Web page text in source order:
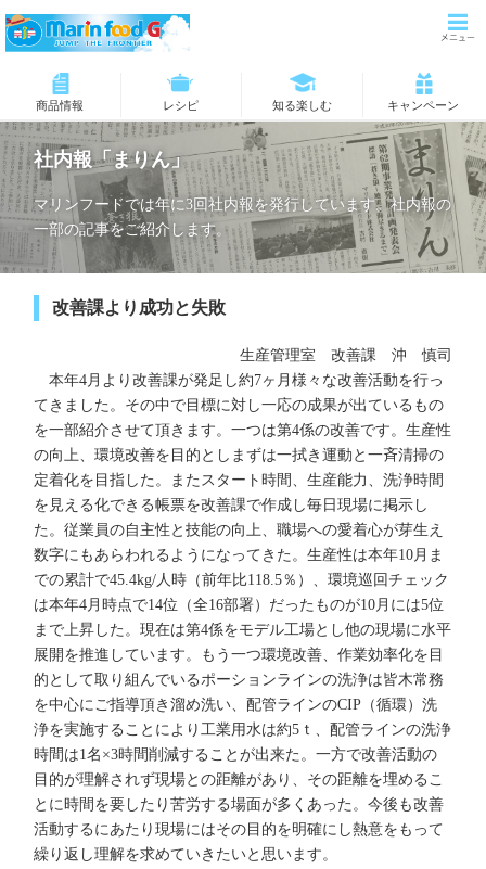
商品情報 レシピ 知る楽しむ キャンペーン
社内報「まりん」
マリンフードでは年に3回社内報を発行しています。社内報の
一部の記事をご紹介します。
改善課より成功と失敗
生産管理室 改善課 沖 慎司
本年4月より改善課が発足し約7ヶ月様々な改善活動を行っ
てきました。その中で目標に対し一応の成果が出ているもの
を一部紹介させて頂きます。一つは第4係の改善です。生産性
の向上、環境改善を目的としまずは一拭き運動と一斉清掃の
定着化を目指した。またスタート時間、生産能力、洗浄時間
を見える化できる帳票を改善課で作成し毎日現場に掲示し
た。従業員の自主性と技能の向上、職場への愛着心が芽生え
数字にもあらわれるようになってきた。生産性は本年10月ま
での累計で45.4kg/人時（前年比118.5％）、環境巡回チェック
は本年4月時点で14位（全16部署）だったものが10月には5位
まで上昇した。現在は第4係をモデル工場とし他の現場に水平
展開を推進しています。もう一つ環境改善、作業効率化を目
的として取り組んでいるポーションラインの洗浄は皆木常務
を中心にご指導頂き溜め洗い、配管ラインのCIP（循環）洗
浄を実施することにより工業用水は約5ｔ、配管ラインの洗浄
時間は1名×3時間削減することが出来た。一方で改善活動の
目的が理解されず現場との距離があり、その距離を埋めるこ
とに時間を要したり苦労する場面が多くあった。今後も改善
活動するにあたり現場にはその目的を明確にし熱意をもって
繰り返し理解を求めていきたいと思います。